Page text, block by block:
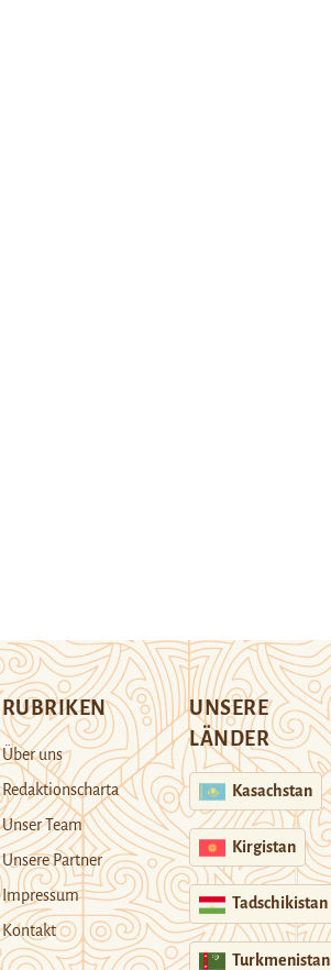
RUBRIKEN
Über uns
Redaktionscharta
Unser Team
Unsere Partner
Impressum
Kontakt
UNSERE
LÄNDER
Kasachstan
Kirgistan
Tadschikistan
Turkmenistan